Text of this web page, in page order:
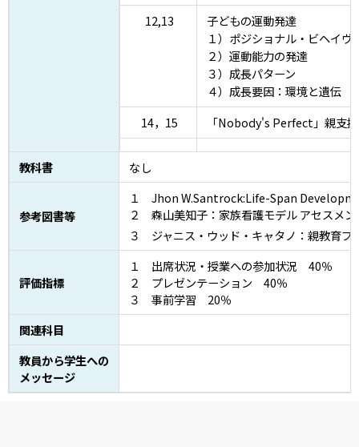
12,13
子どもの運動発達
１）ポジショナル・ビヘイヴ
２）運動能力の発達
３）成長パターン
４）成長要因：環境と遺伝
14，15
「Nobody's Perfect」親支
教科書 なし
参考図書等
１ Jhon W.Santrock:Life-Span
２ 森山美知子：家族看護モデル アセスメ
３ ジャニス・ウッド・キャタノ：親教育プ
評価指標
１ 出席状況・授業への参加状況 40％
２ プレゼンテーション 40％
３ 事前学習 20％
関連科目
教員から学生への
メッセージ